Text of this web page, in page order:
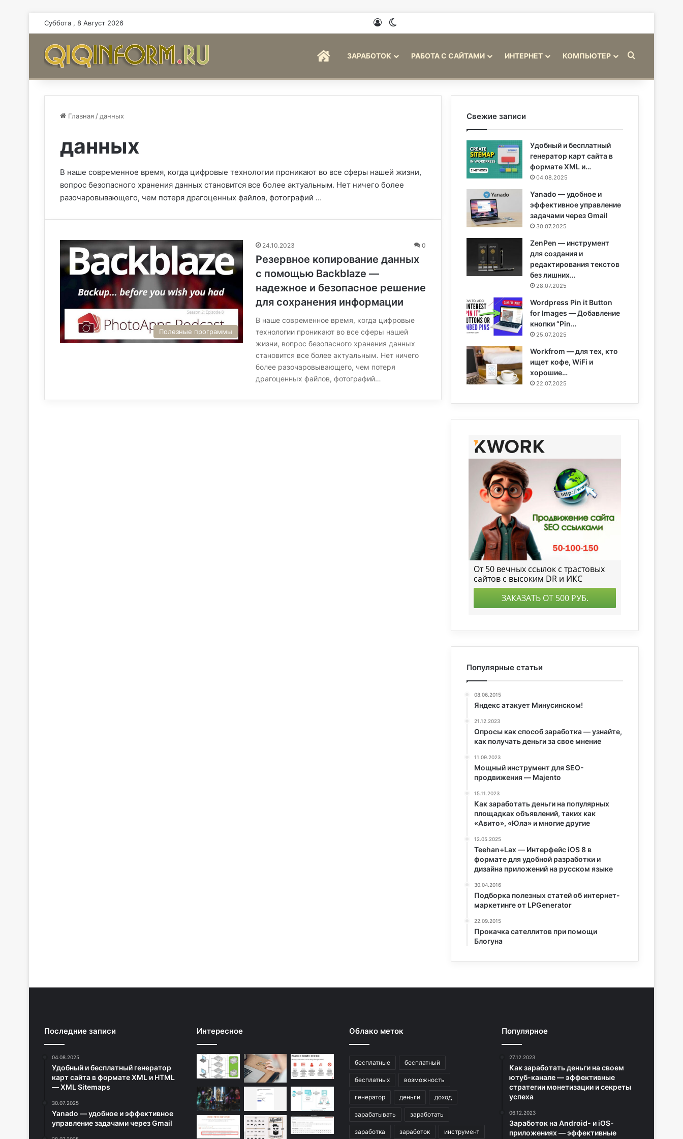
Суббота , 8 Август 2026 Войти
ГЛАВНАЯЗАРАБОТОК РАБОТА С САЙТАМИ ИНТЕРНЕТ КОМПЬЮТЕР
Главная / данных
данных
В наше современное время, когда цифровые технологии проникают во все сферы нашей жизни,
вопрос безопасного хранения данных становится все более актуальным. Нет ничего более
разочаровывающего, чем потеря драгоценных файлов, фотографий …
Полезные программы
24.10.2023 0
Резервное копирование данных
с помощью Backblaze —
надежное и безопасное решение
для сохранения информации
В наше современное время, когда цифровые
технологии проникают во все сферы нашей
жизни, вопрос безопасного хранения данных
становится все более актуальным. Нет ничего
более разочаровывающего, чем потеря
драгоценных файлов, фотографий…
Свежие записи
Удобный и бесплатный
генератор карт сайта в
формате XML и…
04.08.2025
Yanado — удобное и
эффективное управление
задачами через Gmail
30.07.2025
ZenPen — инструмент
для создания и
редактирования текстов
без лишних…
28.07.2025
Wordpress Pin it Button
for Images — Добавление
кнопки “Pin…
25.07.2025
Workfrom — для тех, кто
ищет кофе, WiFi и
хорошие…
22.07.2025
Популярные статьи
08.06.2015
Яндекс атакует Минусинском!
21.12.2023
Опросы как способ заработка — узнайте,
как получать деньги за свое мнение
11.09.2023
Мощный инструмент для SEO-
продвижения — Majento
15.11.2023
Как заработать деньги на популярных
площадках объявлений, таких как
«Авито», «Юла» и многие другие
12.05.2025
Teehan+Lax — Интерфейс iOS 8 в
формате для удобной разработки и
дизайна приложений на русском языке
30.04.2016
Подборка полезных статей об интернет-
маркетинге от LPGenerator
22.09.2015
Прокачка сателлитов при помощи
Блогуна
Последние записи
04.08.2025
Удобный и бесплатный генератор
карт сайта в формате XML и HTML
— XML Sitemaps
30.07.2025
Yanado — удобное и эффективное
управление задачами через Gmail
Интересное Облако меток
бесплатные бесплатный
бесплатных возможность
генератор деньги доход
зарабатывать заработать
заработка заработок инструмент
Популярное
27.12.2023
Как заработать деньги на своем
ютуб-канале — эффективные
стратегии монетизации и секреты
успеха
06.12.2023
Заработок на Android- и iOS-
приложениях — эффективные